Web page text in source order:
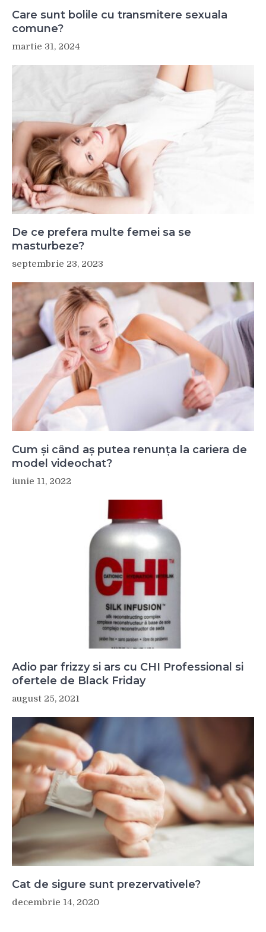
Care sunt bolile cu transmitere sexuala
comune?
martie 31, 2024
De ce prefera multe femei sa se
masturbeze?
septembrie 23, 2023
Cum și când aș putea renunța la cariera de
model videochat?
iunie 11, 2022
Adio par frizzy si ars cu CHI Professional si
ofertele de Black Friday
august 25, 2021
Cat de sigure sunt prezervativele?
decembrie 14, 2020